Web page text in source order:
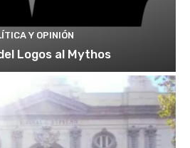
Y OPINIÓN
Logos al Mythos